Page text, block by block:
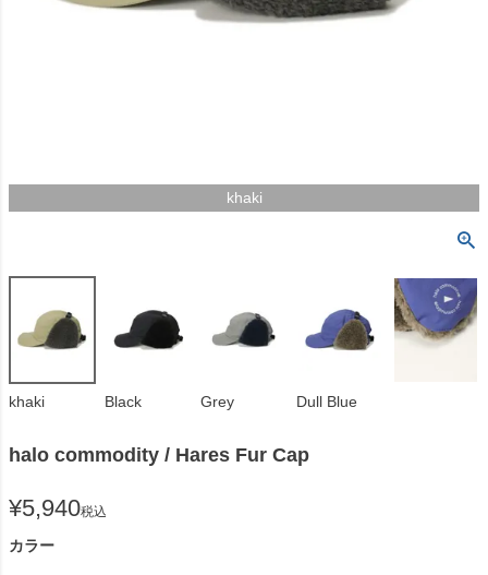
khaki
khaki Black Grey Dull Blue
halo commodity / Hares Fur Cap
¥5,940税込
カラー